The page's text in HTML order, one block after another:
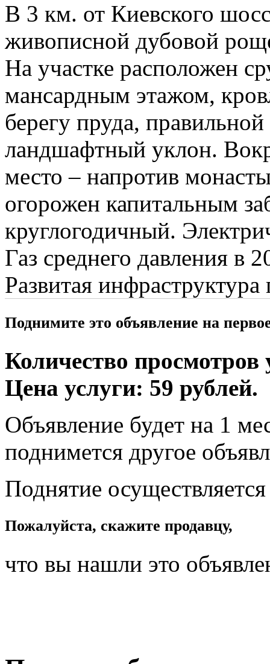
В 3 км. от Киевского
живописной дубовой
На участке расположен
мансардным этажом,
берегу пруда,
ландшафтный уклон.
место – напротив
огорожен капитальным
круглогодичный.
Газ среднего давления
Развитая
Поднимите это объявление на
Количество просмотров
Цена услуги: 59 рублей.
Объявление будет на 1
поднимется другое
Поднятие
Пожалуйста, скажите продавцу,
что вы нашли это